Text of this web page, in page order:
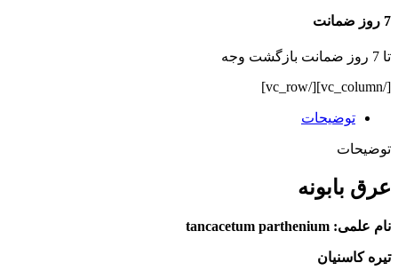
7 روز ضمانت
تا 7 روز ضمانت بازگشت وجه
[/vc_column][/vc_row]
توضیحات
توضیحات
عرق بابونه
نام علمی: tancacetum parthenium
تیره کاسنیان